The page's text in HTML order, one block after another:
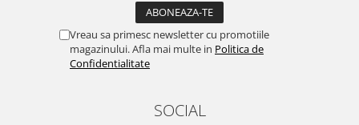
Vreau sa primesc newsletter cu promotiile
magazinului. Afla mai multe in Politica de
Confidentialitate
SOCIAL